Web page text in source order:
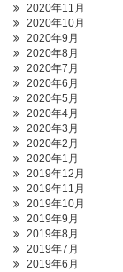
2020年11月
2020年10月
2020年9月
2020年8月
2020年7月
2020年6月
2020年5月
2020年4月
2020年3月
2020年2月
2020年1月
2019年12月
2019年11月
2019年10月
2019年9月
2019年8月
2019年7月
2019年6月